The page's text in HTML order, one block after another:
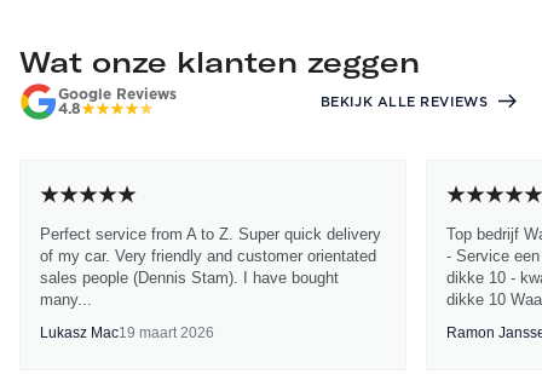
Wat onze klanten zeggen
Google Reviews
4.8
BEKIJK ALLE REVIEWS
Perfect service from A to Z. Super quick delivery
of my car. Very friendly and customer orientated
sales people (Dennis Stam). I have bought
many...
Lukasz Mac19 maart 2026
Top bedrijf
- Service
dikke 10 -
dikke 10
Ramon